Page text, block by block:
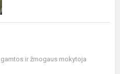
ir žmogaus mokytoja